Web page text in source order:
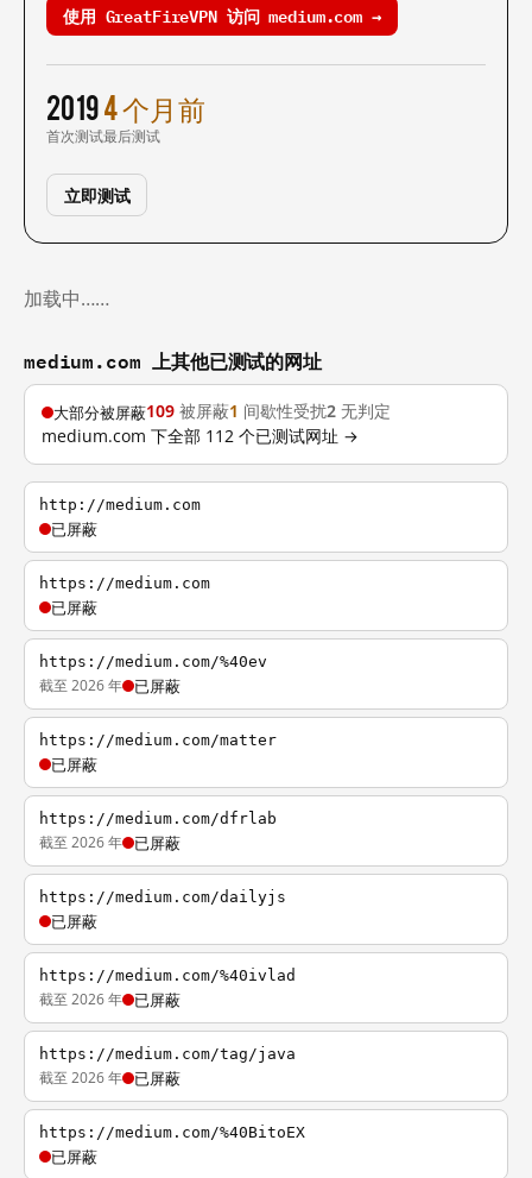
使用 GreatFireVPN 访问 medium.com →
2019
首次测试
4 个月前
最后测试
立即测试
加载中……
medium.com 上其他已测试的网址
大部分被屏蔽109 被屏蔽1 间歇性受扰2 无判定
medium.com 下全部 112 个已测试网址 →
http://medium.com
已屏蔽
https://medium.com
已屏蔽
https://medium.com/%40ev
截至 2026 年 已屏蔽
https://medium.com/matter
已屏蔽
https://medium.com/dfrlab
截至 2026 年 已屏蔽
https://medium.com/dailyjs
已屏蔽
https://medium.com/%40ivlad
截至 2026 年 已屏蔽
https://medium.com/tag/java
截至 2026 年 已屏蔽
https://medium.com/%40BitoEX
已屏蔽